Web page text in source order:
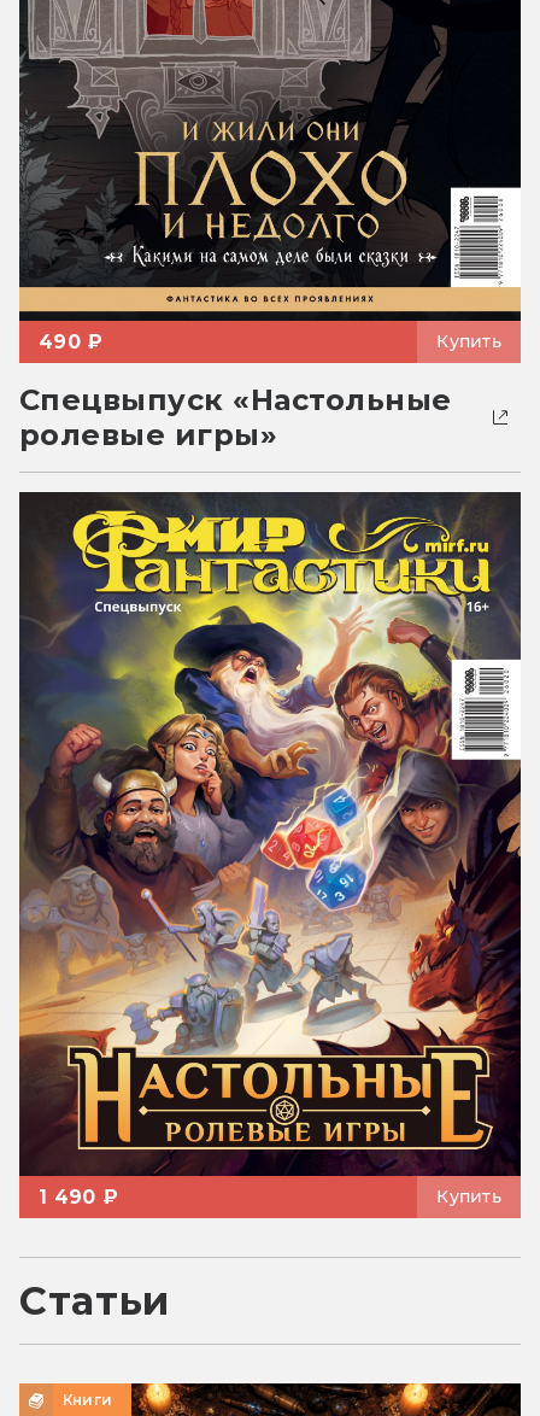
490 ₽ Купить
Спецвыпуск «Настольные
ролевые игры»
1 490 ₽ Купить
Статьи
Книги